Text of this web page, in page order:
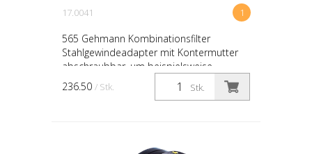
1
17.0041
565 Gehmann Kombinationsfilter
Stahlgewindeadapter mit Kontermutter
abschraubbar, um beispielsweise
Diopteroptiken anzubringen Einstell-Skala
lasergraviert zwei Polarisat...
Stk.
236.50 / Stk.